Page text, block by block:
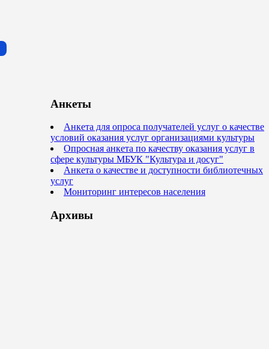
Анкеты
Анкета для опроса получателей услуг о качестве
условий оказания услуг организациями культуры
Опросная анкета по качеству оказания услуг в
сфере культуры МБУК "Культура и досуг"
Анкета о качестве и доступности библиотечных
услуг
Мониторинг интересов населения
Архивы